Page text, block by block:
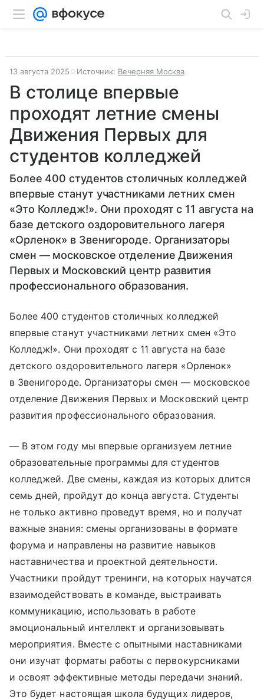
13 августа 2025 Источник: Вечерняя Москва
В столице впервые
проходят летние смены
Движения Первых для
студентов колледжей
Более 400 студентов столичных колледжей
впервые станут участниками летних смен
«Это Колледж!». Они проходят с 11 августа на
базе детского оздоровительного лагеря
«Орленок» в Звенигороде. Организаторы
смен — московское отделение Движения
Первых и Московский центр развития
профессионального образования.
Более 400 студентов столичных колледжей
впервые станут участниками летних смен «Это
Колледж!». Они проходят с 11 августа на базе
детского оздоровительного лагеря «Орленок»
в Звенигороде. Организаторы смен — московское
отделение Движения Первых и Московский центр
развития профессионального образования.
— В этом году мы впервые организуем летние
образовательные программы для студентов
колледжей. Две смены, каждая из которых длится
семь дней, пройдут до конца августа. Студенты
не только активно проведут время, но и получат
важные знания: смены организованы в формате
форума и направлены на развитие навыков
наставничества и проектной деятельности.
Участники пройдут тренинги, на которых научатся
взаимодействовать в команде, выстраивать
коммуникацию, использовать в работе
эмоциональный интеллект и организовывать
мероприятия. Вместе с опытными наставниками
они изучат форматы работы с первокурсниками
и освоят эффективные методы передачи знаний.
Это будет настоящая школа будущих лидеров,